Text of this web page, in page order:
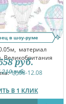
в шоу-руме
материал
Великобритания
11.08-12.08
В 1 КЛИК
210руб.
руб.